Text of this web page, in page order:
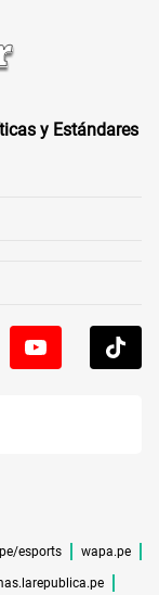
y Estándares
esports wapa.pe